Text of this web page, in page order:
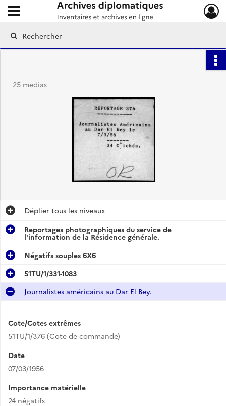
Archives diplomatiques
Ouvrir le menu déroulant
25 medias
Déplier tous les niveaux
Reportages photographiques du service de
l'information de la Résidence générale.
Négatifs souples 6X6
51TU/1/331-1083
Journalistes américains au Dar El Bey.
Cote/Cotes extrêmes
51TU/1/376 (Cote de commande)
Date
07/03/1956
Importance matérielle
24 négatifs